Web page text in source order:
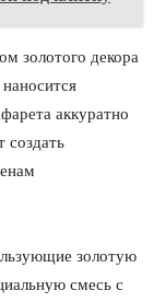
золотого декора
аккуратно
создать
золотую
смесь с